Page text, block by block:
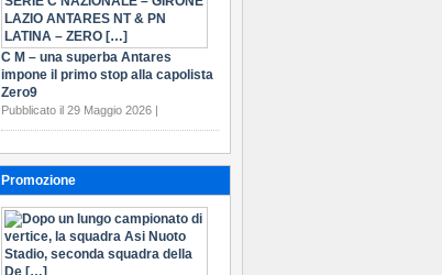
C M – una superba Antares
impone il primo stop alla capolista
Zero9
Pubblicato il 29 Maggio 2026 |
Promozione